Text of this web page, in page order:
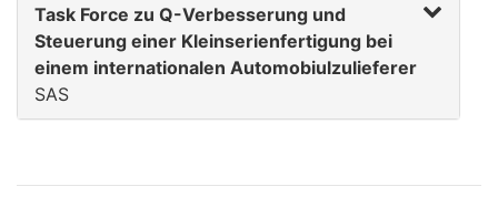
Task Force zu Q-Verbesserung und
Steuerung einer Kleinserienfertigung bei
einem internationalen Automobiulzulieferer
SAS